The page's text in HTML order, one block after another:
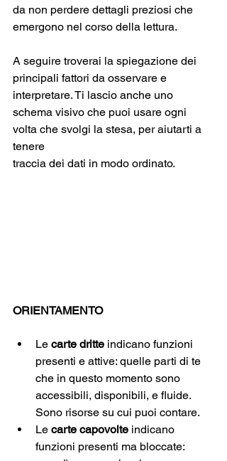
da non perdere dettagli preziosi che
emergono nel corso della lettura.
A seguire troverai la spiegazione dei
principali fattori da osservare e
interpretare. Ti lascio anche uno
schema visivo che puoi usare ogni
volta che svolgi la stesa, per aiutarti a
tenere
traccia dei dati in modo ordinato.
ORIENTAMENTO
Le carte dritte indicano funzioni
presenti e attive: quelle parti di te
che in questo momento sono
accessibili, disponibili, e fluide.
Sono risorse su cui puoi contare.
Le carte capovolte indicano
funzioni presenti ma bloccate: